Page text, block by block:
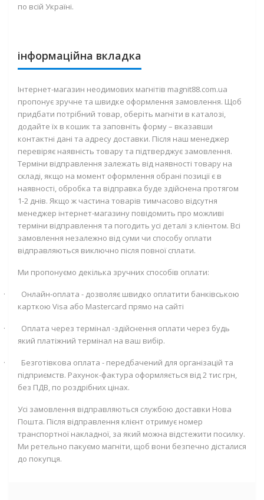
по всій Україні.
інформаційна вкладка
Інтернет-магазин неодимових магнітів magnit88.com.ua
пропонує зручне та швидке оформлення замовлення. Щоб
придбати потрібний товар, оберіть магніти в каталозі,
додайте їх в кошик та заповніть форму – вказавши
контактні дані та адресу доставки. Після наш менеджер
перевіряє наявність товару та підтверджує замовлення.
Терміни відправлення залежать від наявності товару на
складі, якщо на момент оформлення обрані позиції є в
наявності, обробка та відправка буде здійснена протягом
1-2 днів. Якщо ж частина товарів тимчасово відсутня
менеджер інтернет-магазину повідомить про можливі
терміни відправлення та погодить усі деталі з клієнтом. Всі
замовлення незалежно від суми чи способу оплати
відправляються виключно після повної сплати.
Ми пропонуємо декілька зручних способів оплати:
·
Онлайн-оплата - дозволяє швидко оплатити банківською
карткою Visa або Mastercard прямо на сайті
·
Оплата через термінал -здійснення оплати через будь
який платіжний термінал на ваш вибір.
·
Безготівкова оплата - передбачений для організацій та
підприємств. Рахунок-фактура оформляється від 2 тис грн,
без ПДВ, по роздрібних цінах.
Усі замовлення відправляються службою доставки Нова
Пошта. Після відправлення клієнт отримує номер
транспортної накладної, за який можна відстежити посилку.
Ми ретельно пакуємо магніти, щоб вони безпечно дісталися
до покупця.